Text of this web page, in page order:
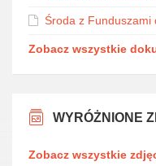
Środa z Funduszami
Zobacz wszystkie
WYRÓŻNIONE
Zobacz wszystkie